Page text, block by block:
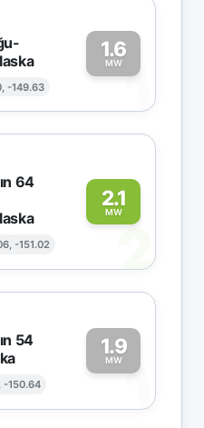
-149.63
1.6
MW1
64
-151.02
2.1
MW
2
54
-150.64
1.9
MW1